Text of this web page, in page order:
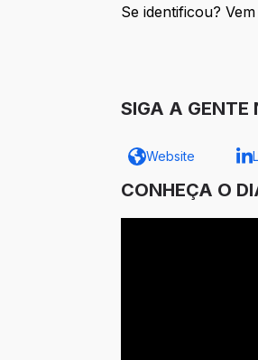
Se identificou?
SIGA A GENTE
Website
CONHEÇA O